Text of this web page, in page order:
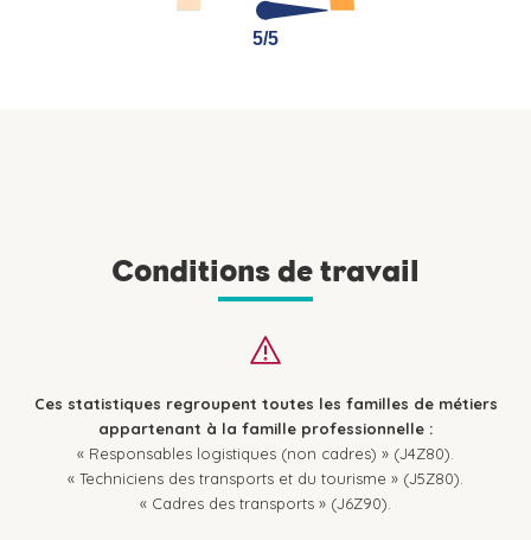
5/5
5/5
Conditions de travail
Ces statistiques regroupent toutes les familles de métiers
appartenant à la famille professionnelle :
« Responsables logistiques (non cadres) » (J4Z80).
« Techniciens des transports et du tourisme » (J5Z80).
« Cadres des transports » (J6Z90).